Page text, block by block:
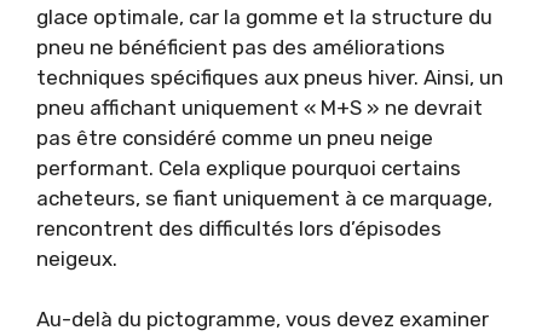
glace optimale, car la gomme et la structure du
pneu ne bénéficient pas des améliorations
techniques spécifiques aux pneus hiver. Ainsi, un
pneu affichant uniquement « M+S » ne devrait
pas être considéré comme un pneu neige
performant. Cela explique pourquoi certains
acheteurs, se fiant uniquement à ce marquage,
rencontrent des difficultés lors d’épisodes
neigeux.
Au-delà du pictogramme, vous devez examiner